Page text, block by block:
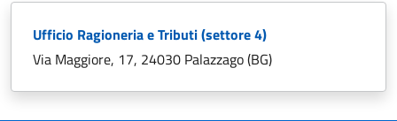
Ufficio Ragioneria e Tributi (settore 4)
Via Maggiore, 17, 24030 Palazzago (BG)